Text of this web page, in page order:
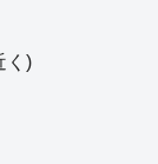
く)